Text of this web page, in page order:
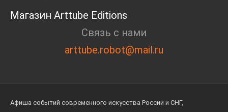
Магазин Arttube Editions
Связь с нами
arttube.robot@mail.ru
Афиша событий современного искусства России и СНГ,